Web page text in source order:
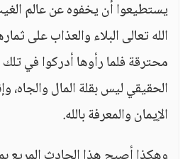
يستطيعوا أن يخفوه عن عالم
الله تعالى البلاء والعذاب على
محترقة فلما رأوها أدركوا في
الحقيقي ليس بقلة المال والجاه،
الإيمان والمعرفة بالله.